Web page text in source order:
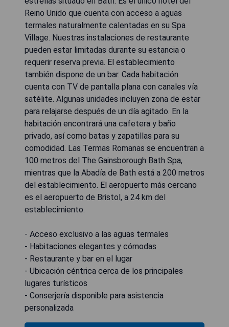
Reino Unido que cuenta con acceso a aguas
termales naturalmente calentadas en su Spa
Village. Nuestras instalaciones de restaurante
pueden estar limitadas durante su estancia o
requerir reserva previa. El establecimiento
también dispone de un bar. Cada habitación
cuenta con TV de pantalla plana con canales vía
satélite. Algunas unidades incluyen zona de estar
para relajarse después de un día agitado. En la
habitación encontrará una cafetera y baño
privado, así como batas y zapatillas para su
comodidad. Las Termas Romanas se encuentran a
100 metros del The Gainsborough Bath Spa,
mientras que la Abadía de Bath está a 200 metros
del establecimiento. El aeropuerto más cercano
es el aeropuerto de Bristol, a 24 km del
establecimiento.
- Acceso exclusivo a las aguas termales
- Habitaciones elegantes y cómodas
- Restaurante y bar en el lugar
- Ubicación céntrica cerca de los principales
lugares turísticos
- Conserjería disponible para asistencia
personalizada